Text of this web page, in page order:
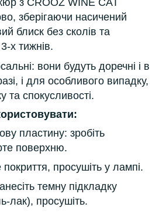
з CROOZ WINE CAT
зберігаючи насичений
блиск без сколів та
х тижнів.
вони будуть доречні і в
і для особливого випадку,
та спокусливості.
пластину: зробіть
поверхню.
покриття, просушіть у лампі.
темну підкладку
лак), просушіть.